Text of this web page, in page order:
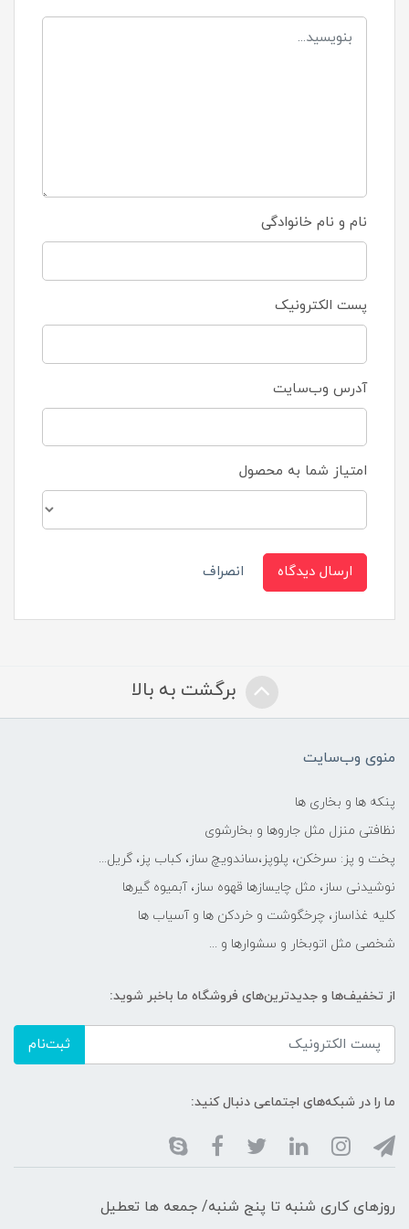
نام و نام خانوادگی
پست الکترونیک
آدرس وب‌سایت
امتیاز شما به محصول
ارسال دیدگاه انصراف
برگشت به بالا
منوی وب‌سایت
پنکه ها و بخاری ها
نظافتی منزل مثل جاروها و بخارشوی
پخت و پز: سرخکن، پلوپز،ساندویچ ساز، کباب پز، گریل...
نوشیدنی ساز، مثل چایسازها قهوه ساز، آبمیوه گیرها
کلیه غذاساز، چرخگوشت و خردکن ها و آسیاب ها
شخصی مثل اتوبخار و سشوارها و ...
از تخفیف‌ها و جدیدترین‌های فروشگاه ما باخبر شوید:
ثبت‌نام
ما را در شبکه‌های اجتماعی دنبال کنید:
روزهای کاری شنبه تا پنج شنبه/ جمعه ها تعطیل